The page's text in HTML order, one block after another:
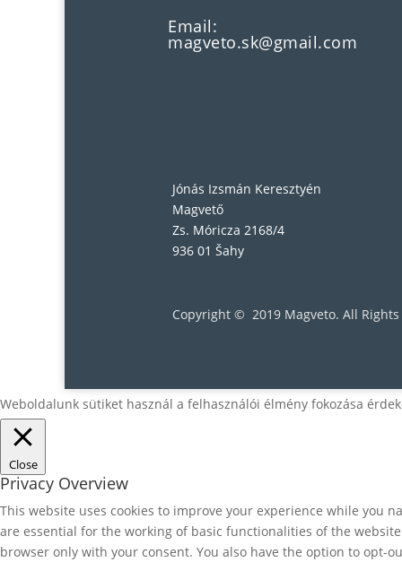
Email:
magveto.sk@gmail.com
Jónás Izsmán Keresztyén
Magvető
Zs. Móricza 2168/4
936 01 Šahy
Copyright © 2019 Magveto. All
Weboldalunk sütiket használ a felhasználói élmény fokozása
Close
Privacy Overview
This website uses cookies to improve your experience while you
are essential for the working of basic functionalities of the
browser only with your consent. You also have the option to opt-